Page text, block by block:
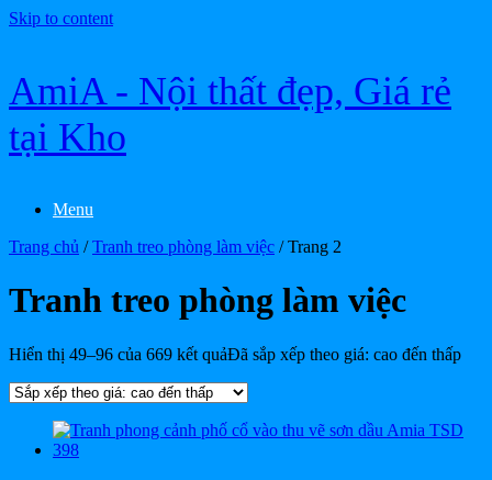
Skip to content
AmiA - Nội thất đẹp, Giá rẻ
tại Kho
Menu
Trang chủ /Tranh treo phòng làm việc / Trang 2
Tranh treo phòng làm việc
Hiển thị 49–96 của 669 kết quảĐã sắp xếp theo giá: cao đến thấp